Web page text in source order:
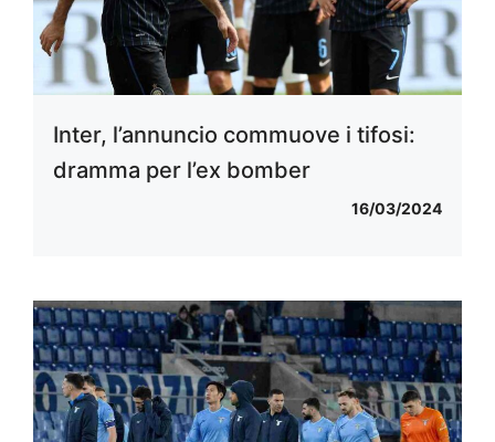
Inter, l’annuncio commuove i tifosi:
dramma per l’ex bomber
16/03/2024